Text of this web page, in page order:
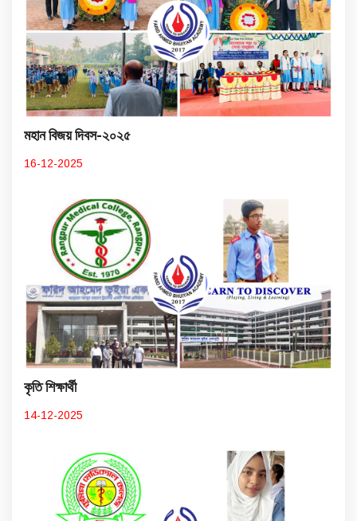
মহান বিজয় দিবস-২০২৫
16-12-2025
কৃতি শিক্ষার্থী
14-12-2025